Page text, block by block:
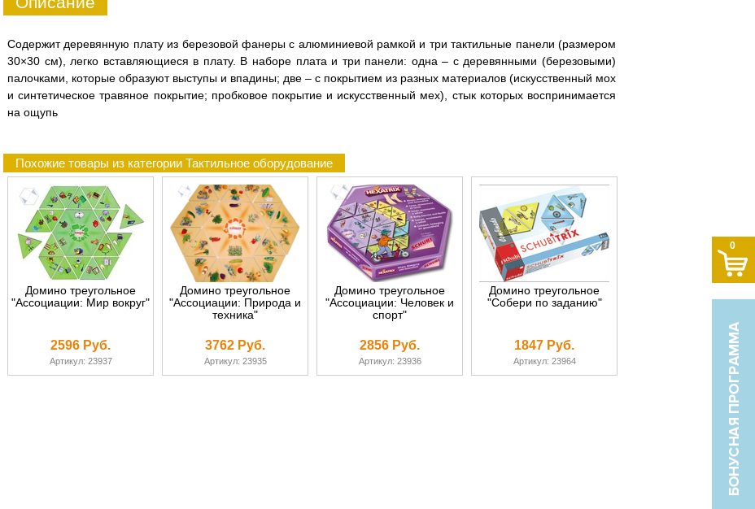
Содержит деревянную плату из березовой фанеры с алюминиевой рамкой и три тактильные панели (размером
30×30 см), легко вставляющиеся в плату. В наборе плата и три панели: одна – с деревянными (березовыми)
палочками, которые образуют выступы и впадины; две – с покрытием из разных материалов (искусственный мох
и синтетическое травяное покрытие; пробковое покрытие и искусственный мех), стык которых воспринимается
на ощупь
Похожие товары из категории Тактильное оборудование
Домино треугольное
"Ассоциации: Мир вокруг"
2596 Руб.
Артикул: 23937
Домино треугольное
"Ассоциации: Природа и
техника"
3762 Руб.
Артикул: 23935
Домино треугольное
"Ассоциации: Человек и
спорт"
2856 Руб.
Артикул: 23936
Домино треугольное
"Собери по заданию"
1847 Руб.
Артикул: 23964
0